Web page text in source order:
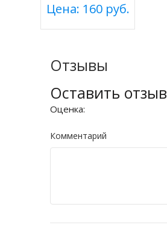
Цена: 160 руб.
Отзывы
Оставить отзыв
Оценка:
Комментарий